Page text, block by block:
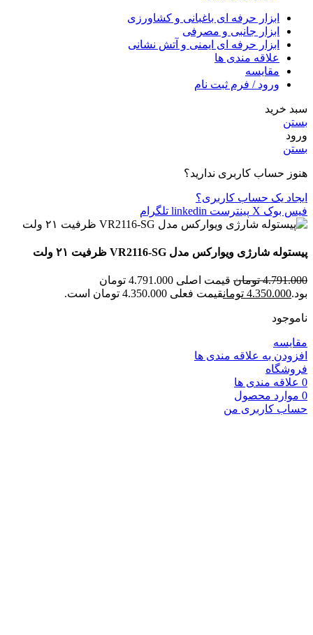
ابزار حرفه ای باغبانی و کشاورزی
ابزار جانبی و مصرفی
ابزار حرفه ای ایمنی و آتش نشانی
علاقه مندی ها
مقایسه
ورود / فرم ثبت نام
سبد خرید
بستن
ورود
بستن
هنوز حساب کاربری ندارید؟
ایجاد یک حساب کاربری؟
فیس بوک X پینترست linkedin تلگرام
پیستوله شارژی ویوارکس مدل VR2116-SG ظرفیت ۲۱ ولت
4.791.000 تومان
قیمت اصلی 4.791.000 تومان
بود.4.350.000 تومانقیمت فعلی 4.350.000 تومان است.
ناموجود
مقایسه
افزودن به علاقه مندی ها
فروشگاه
0 علاقه مندی ها
0 موارد محصول
حساب کاربری من